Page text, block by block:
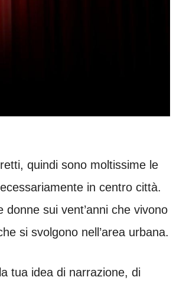
quindi sono moltissime le
in centro città.
sui vent’anni che vivono
si svolgono nell’area urbana.
tua idea di narrazione, di